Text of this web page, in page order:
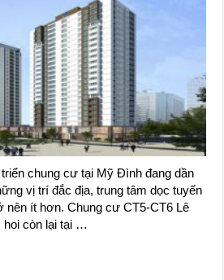
chung cư tại Mỹ Đình đang dần
vị trí đắc địa, trung tâm dọc tuyến
nên ít hơn. Chung cư CT5-CT6 Lê
còn lại tại …